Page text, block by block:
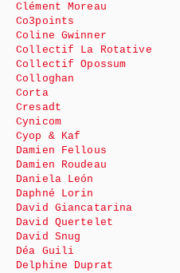
Clément Moreau
Co3points
Coline Gwinner
Collectif La Rotative
Collectif Opossum
Colloghan
Corta
Cresadt
Cynicom
Cyop & Kaf
Damien Fellous
Damien Roudeau
Daniela León
Daphné Lorin
David Giancatarina
David Quertelet
David Snug
Déa Guili
Delphine Duprat